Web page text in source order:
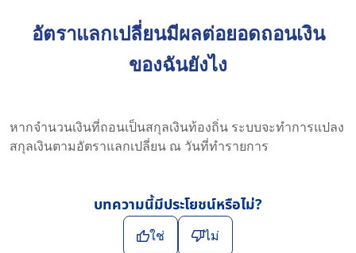
อัตราแลกเปลี่ยนมีผลต่อยอดถอนเงิน
ของฉันยังไง
หากจำนวนเงินที่ถอนเป็นสกุลเงินท้องถิ่น ระบบจะทำการแปลง
สกุลเงินตามอัตราแลกเปลี่ยน ณ วันที่ทำรายการ
บทความนี้มีประโยชน์หรือไม่?
ใช่ ไม่